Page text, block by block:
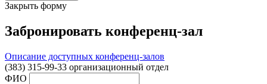
Закрыть форму
Забронировать конференц-зал
Описание доступных конференц-залов
(383) 315-99-33 организационный отдел
ФИО